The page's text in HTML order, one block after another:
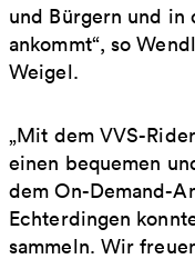
und Bürgern und in
ankommt“, so
Weigel.
„Mit dem VVS-
einen bequemen
dem On-Demand-
Echterdingen
sammeln. Wir